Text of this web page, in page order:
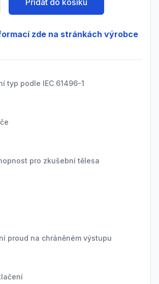
Přidat do košíku
zde na stránkách výrobce
typ podle IEC 61496-1
pro zkušební tělesa
proud na chráněném výstupu